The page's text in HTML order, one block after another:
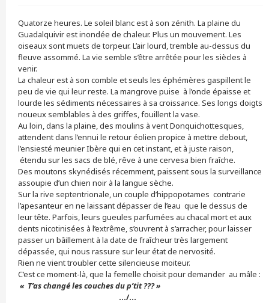
a
g
Quatorze heures. Le soleil blanc est à son zénith. La plaine du
Guadalquivir est inondée de chaleur. Plus un mouvement. Les
oiseaux sont muets de torpeur. L’air lourd, tremble au-dessus du
fleuve assommé. La vie semble s’être arrêtée pour les siècles à
venir.
La chaleur est à son comble et seuls les éphémères gaspillent le
peu de vie qui leur reste. La mangrove puise à l’onde épaisse et
lourde les sédiments nécessaires à sa croissance. Ses longs doigts
noueux semblables à des griffes, fouillent la vase.
Au loin, dans la plaine, des moulins à vent Donquichottesques,
attendent dans l’ennui le retour éolien propice à mettre debout,
l’ensiesté meunier Ibère qui en cet instant, et à juste raison,
étendu sur les sacs de blé, rêve à une cervesa bien fraîche.
Des moutons skynédisés récemment, paissent sous la surveillance
assoupie d’un chien noir à la langue sèche.
Sur la rive septentrionale, un couple d’hippopotames contrarie
l’apesanteur en ne laissant dépasser de l’eau que le dessus de
leur tête. Parfois, leurs gueules parfumées au chacal mort et aux
dents nicotinisées à l’extrême, s’ouvrent à s’arracher, pour laisser
passer un bâillement à la date de fraîcheur très largement
dépassée, qui nous rassure sur leur état de nervosité.
Rien ne vient troubler cette silencieuse moiteur.
C’est ce moment-là, que la femelle choisit pour demander au mâle :
« T’as changé les couches du p’tit ??? »
…/…